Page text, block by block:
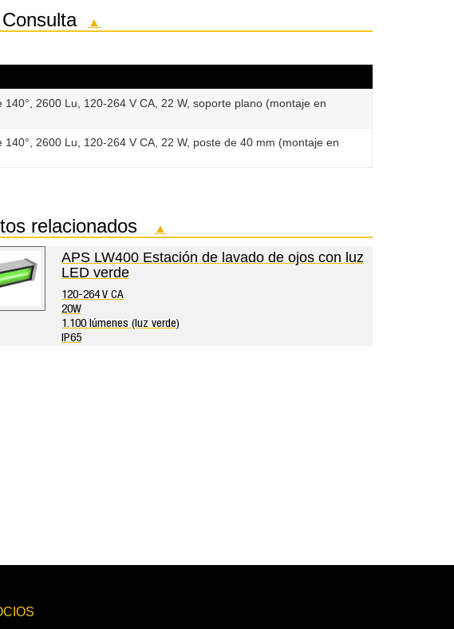
▲
2600 Lu, 120-264 V CA, 22 W, soporte plano (montaje en
2600 Lu, 120-264 V CA, 22 W, poste de 40 mm (montaje en
relacionados ▲
APS LW400 Estación de lavado de ojos con luz
LED verde
120-264 V CA
20W
1.100 lúmenes (luz verde)
IP65